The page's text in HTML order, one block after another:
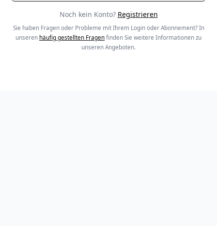
Noch kein Konto? Registrieren
Sie haben Fragen oder Probleme mit Ihrem Login oder Abonnement? In
unseren häufig gestellten Fragen finden Sie weitere Informationen zu
unseren Angeboten.